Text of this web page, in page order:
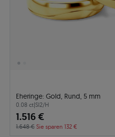
Eheringe: Gold, Rund, 5 mm
0.08 ct|SI2/H
1.516 €
1.648 € Sie sparen 132 €